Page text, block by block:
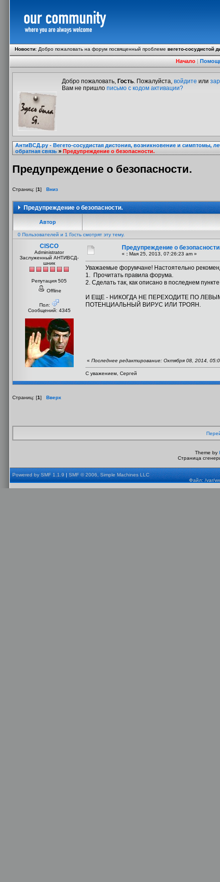
Новости:Добро пожаловать на форум посвященный проблемевегето-сосудистой
Начало|
Добро пожаловать, Гость. Пожалуйста, войдите или
Вам не пришло письмо с кодом активации?
АнтиВСД.ру - Вегето-сосудистая дистония, возникновение и симптомы,
обратная связь»Предупреждение о безопасности.
Предупреждение о безопасности.
Страниц: [1] Вниз
Предупреждение о безопасности.
Автор
0 Пользователей и 1 Гость смотрят эту тему.
CISCO
Administrator
Заслуженный АНТИВСД-
шник
Репутация 505
Offline
Пол:
Сообщений: 4345
Предупреждение о
« : Мая 25, 2013, 07:26:23 am »
Уважаемые форумчане! Настоятельно
1. Прочитать правила форума.
2. Сделать так, как описано в последнем
И ЕЩЕ - НИКОГДА НЕ ПЕРЕХОДИТЕ ПО
ПОТЕНЦИАЛЬНЫЙ ВИРУС ИЛИ ТРОЯН.
« Последнее редактирование: Октября 08, 2014,
С уважением, Сергей
Страниц: [1] Вверх
Theme by
Страница
Powered by SMF 1.1.9|SMF © 2006, Simple Machines LLC
Файл: /var/